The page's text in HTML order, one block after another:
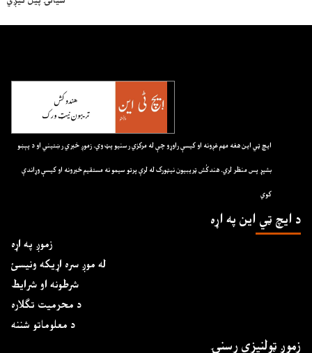
ايچ ټي اين هغه مهم غږونه او کيسې راوړو چې له مرکزي رسنيو پټ وي. زموږ خبري رښتيني او د پېښو
بشپړ پس منظر لري. هندکُش ټريبيون نيټورک له لرې پرتو سيمو نه مستقيم خبرونه او کيسې وړاندې
کوي
د ايچ ټي اين په اړه
زموږ په اړه
له موږ سره اړیکه ونیسئ
شرطونه او شرایط
د محرمیت تګلاره
د معلوماتو شننه
زموږ ټولنیزې رسنۍ